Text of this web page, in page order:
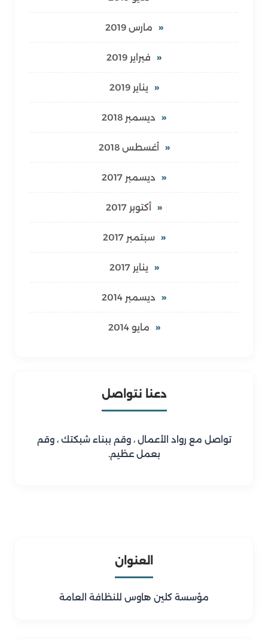
مارس 2019
فبراير 2019
يناير 2019
ديسمبر 2018
أغسطس 2018
ديسمبر 2017
أكتوبر 2017
سبتمبر 2017
يناير 2017
ديسمبر 2014
مايو 2014
دعنا نتواصل
تواصل مع رواد الأعمال ، وقم ببناء شبكتك ، وقم
بعمل عظيم.
العنوان
مؤسسة كلين هاوس للنظافة العامة